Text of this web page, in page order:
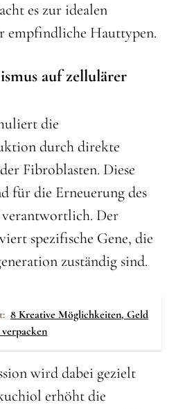
es zur idealen
empfindliche Hauttypen.
auf zellulärer
die
durch direkte
Fibroblasten. Diese
für die Erneuerung des
verantwortlich. Der
spezifische Gene, die
zuständig sind.
8 Kreative Möglichkeiten, Geld
verpacken
wird dabei gezielt
erhöht die